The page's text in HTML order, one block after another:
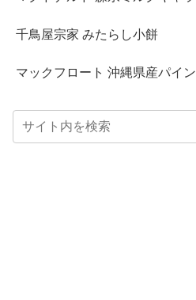
千鳥屋宗家 みたらし小餅
マックフロート 沖縄県産パイン